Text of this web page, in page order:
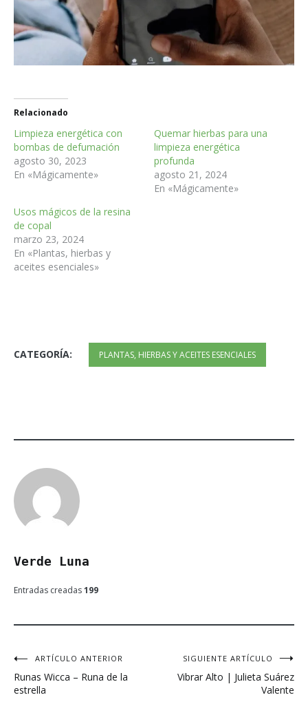
Relacionado
Limpieza energética con
bombas de defumación
agosto 30, 2023
En «Mágicamente»
Quemar hierbas para una
limpieza energética
profunda
agosto 21, 2024
En «Mágicamente»
Usos mágicos de la resina
de copal
marzo 23, 2024
En «Plantas, hierbas y
aceites esenciales»
CATEGORÍA: PLANTAS, HIERBAS Y ACEITES ESENCIALES
Verde Luna
Entradas creadas199
Navegación
de
ARTÍCULO ANTERIOR
Runas Wicca – Runa de la
estrella
SIGUIENTE ARTÍCULO
Vibrar Alto | Julieta Suárez
Valente